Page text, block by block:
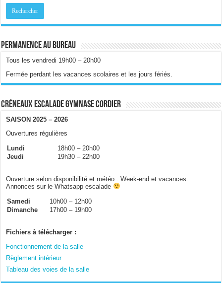
Permanence au bureau
Tous les vendredi 19h00 – 20h00
Fermée perdant les vacances scolaires et les jours fériés.
Créneaux escalade gymnase Cordier
SAISON 2025 – 2026
Ouvertures régulières
Lundi
18h00 – 20h00
Jeudi
19h30 – 22h00
Ouverture selon disponibilité et météo : Week-end et vacances.
Annonces sur le Whatsapp escalade
Samedi
10h00 – 12h00
Dimanche
17h00 – 19h00
Fichiers à télécharger :
Fonctionnement de la salle
Règlement intérieur
Tableau des voies de la salle